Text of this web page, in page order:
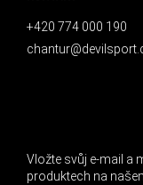
+420 774 000 190
Vložte svůj e-mail a
produktech na